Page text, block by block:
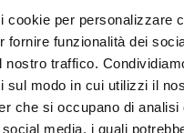
cookie per personalizzare
fornire funzionalità dei
nostro traffico.
sul modo in cui utilizzi il
che si occupano di analisi
media, i quali
00-XXS